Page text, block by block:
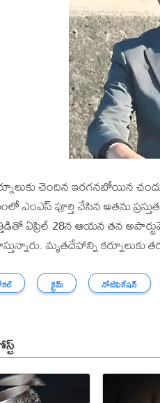
చెందిన ఇరగనబోయిన
ఎంఎస్ పూర్తి చేసిన అతను
ఏప్రిల్ 28న ఆయన తన
మృతదేహాన్ని
క్రైమ్ నోటిఫికేషన్